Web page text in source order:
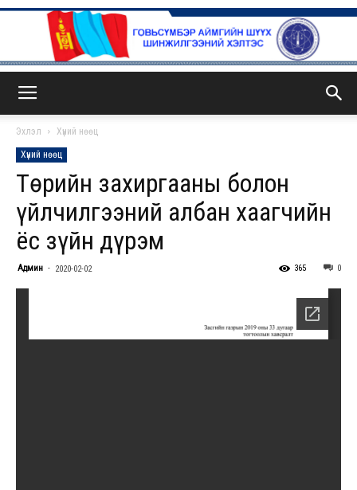
Эхлэл Хүний нөөц
Хүний нөөц
Төрийн захиргааны болон
үйлчилгээний албан хаагчийн
ёс зүйн дүрэм
Админ - 2020-02-02 0
365